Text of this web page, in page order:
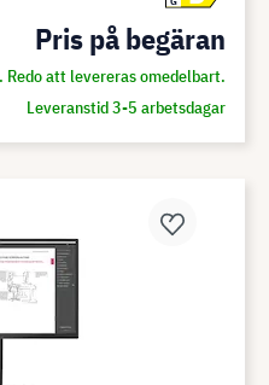
Pris på begäran
att levereras omedelbart.
Leveranstid 3-5 arbetsdagar